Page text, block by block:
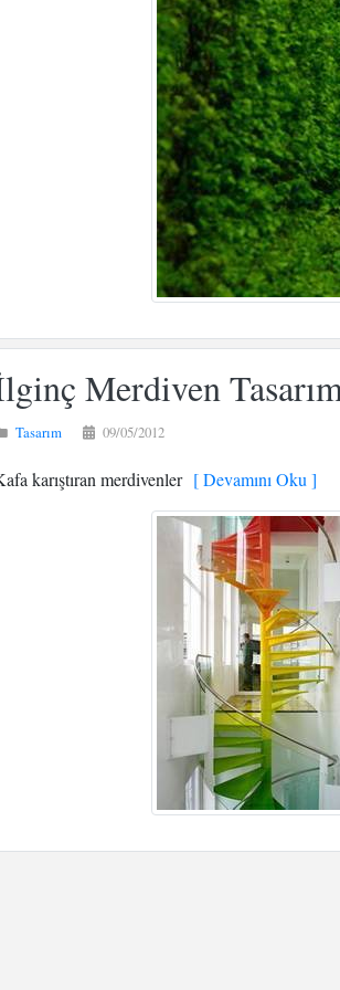
Merdiven
Tasarım 09/05/2012
karıştıran merdivenler[ Devamını Oku ]